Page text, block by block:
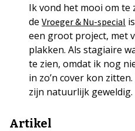
Ik vond het mooi om te
deVroeger & Nu-special
een groot project, met
plakken. Als stagiaire
te zien, omdat ik nog
in zo’n cover kon
zijn natuurlijk geweldig.
Artikel